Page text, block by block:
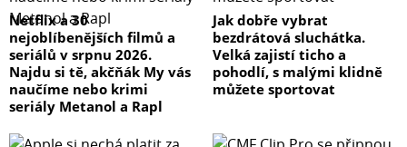
Netflix a 30
nejoblíbenějších filmů a
seriálů v srpnu 2026.
Najdu si tě, akčňák My vás
naučíme nebo krimi
seriály Metanol a Rapl
Jak dobře vybrat
bezdrátová sluchátka.
Velká zajistí ticho a
pohodlí, s malými klidně
můžete sportovat